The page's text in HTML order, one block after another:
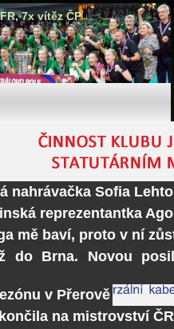
7x vítěz ČP
nahrávačka Sofia Lehto
reprezentantka
mě baví, proto v ní
do Brna. Novou
v Přerově
na mistrovství